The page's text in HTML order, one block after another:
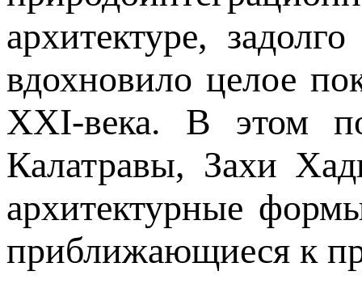
архитектуре,
вдохновило целое
XXI-века. В этом
Калатравы, Захи
архитектурные
приближающиеся к